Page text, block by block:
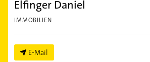
Elfinger Daniel
IMMOBILIEN
E-Mail